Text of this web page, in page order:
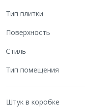
Тип плитки
Поверхность
Стиль
Тип помещения
Штук в коробке